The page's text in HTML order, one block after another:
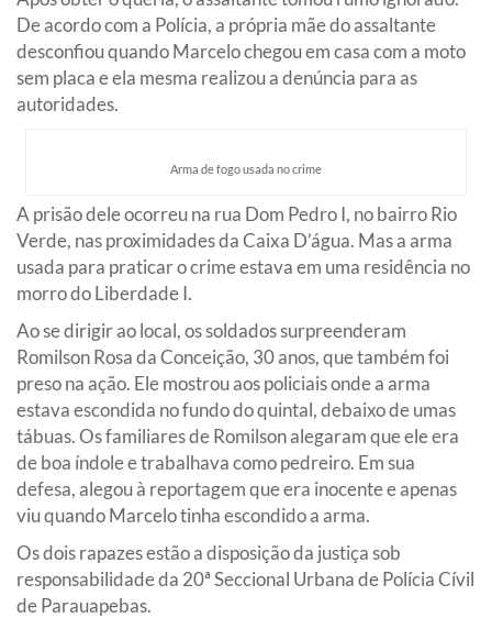
De acordo com a Polícia, a própria mãe do assaltante
desconfiou quando Marcelo chegou em casa com a moto
sem placa e ela mesma realizou a denúncia para as
autoridades.
Arma de fogo usada no crime
A prisão dele ocorreu na rua Dom Pedro I, no bairro Rio
Verde, nas proximidades da Caixa D’água. Mas a arma
usada para praticar o crime estava em uma residência no
morro do Liberdade I.
Ao se dirigir ao local, os soldados surpreenderam
Romilson Rosa da Conceição, 30 anos, que também foi
preso na ação. Ele mostrou aos policiais onde a arma
estava escondida no fundo do quintal, debaixo de umas
tábuas. Os familiares de Romilson alegaram que ele era
de boa índole e trabalhava como pedreiro. Em sua
defesa, alegou à reportagem que era inocente e apenas
viu quando Marcelo tinha escondido a arma.
Os dois rapazes estão a disposição da justiça sob
responsabilidade da 20ª Seccional Urbana de Polícia Cívil
de Parauapebas.